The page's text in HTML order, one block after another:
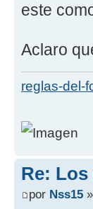
este
Aclaro
reglas-del-
Re:
por Nss15